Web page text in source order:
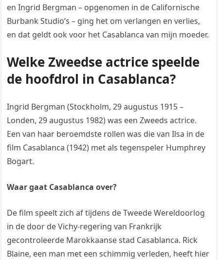
en Ingrid Bergman – opgenomen in de Californische
Burbank Studio’s – ging het om verlangen en verlies,
en dat geldt ook voor het Casablanca van mijn moeder.
Welke Zweedse actrice speelde
de hoofdrol in Casablanca?
Ingrid Bergman (Stockholm, 29 augustus 1915 –
Londen, 29 augustus 1982) was een Zweeds actrice.
Een van haar beroemdste rollen was die van Ilsa in de
film Casablanca (1942) met als tegenspeler Humphrey
Bogart.
Waar gaat Casablanca over?
De film speelt zich af tijdens de Tweede Wereldoorlog
in de door de Vichy-regering van Frankrijk
gecontroleerde Marokkaanse stad Casablanca. Rick
Blaine, een man met een schimmig verleden, heeft hier